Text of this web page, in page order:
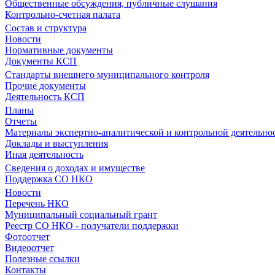
Общественные обсуждения, публичные слушания
Контрольно-счетная палата
Состав и структура
Новости
Нормативные документы
Документы КСП
Стандарты внешнего муниципального контроля
Прочие документы
Деятельность КСП
Планы
Отчеты
Материалы экспертно-аналитической и контрольной
Доклады и выступления
Иная деятельность
Сведения о доходах и имуществе
Поддержка СО НКО
Новости
Перечень НКО
Муниципальный социальный грант
Реестр СО НКО - получатели поддержки
Фотоотчет
Видеоотчет
Полезные ссылки
Контакты